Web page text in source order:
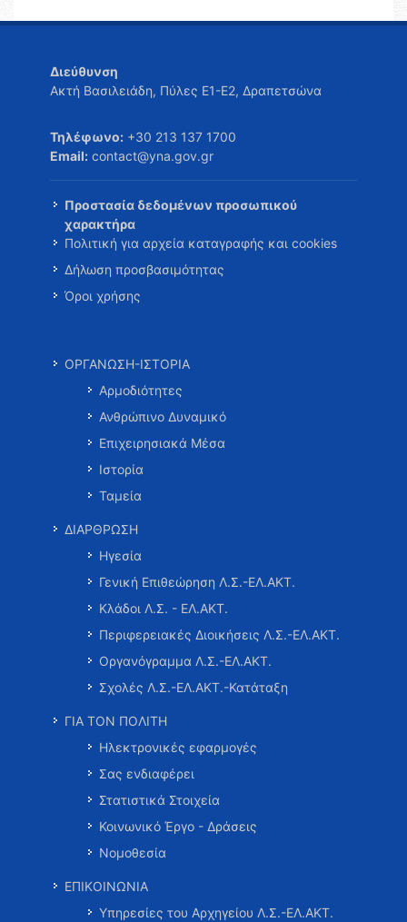
Διεύθυνση
Ακτή Βασιλειάδη, Πύλες Ε1-Ε2, Δραπετσώνα
Τηλέφωνο: +30 213 137 1700
Email: contact@yna.gov.gr
Προστασία δεδομένων προσωπικού
χαρακτήρα
Πολιτική για αρχεία καταγραφής και cookies
Δήλωση προσβασιμότητας
Όροι χρήσης
ΟΡΓΑΝΩΣΗ-ΙΣΤΟΡΙΑ
Αρμοδιότητες
Ανθρώπινο Δυναμικό
Επιχειρησιακά Μέσα
Ιστορία
Ταμεία
ΔΙΑΡΘΡΩΣΗ
Ηγεσία
Γενική Επιθεώρηση Λ.Σ.-ΕΛ.ΑΚΤ.
Κλάδοι Λ.Σ. - ΕΛ.ΑΚΤ.
Περιφερειακές Διοικήσεις Λ.Σ.-ΕΛ.ΑΚΤ.
Οργανόγραμμα Λ.Σ.-ΕΛ.ΑΚΤ.
Σχολές Λ.Σ.-ΕΛ.ΑΚΤ.-Κατάταξη
ΓΙΑ ΤΟΝ ΠΟΛΙΤΗ
Ηλεκτρονικές εφαρμογές
Σας ενδιαφέρει
Στατιστικά Στοιχεία
Κοινωνικό Έργο - Δράσεις
Νομοθεσία
ΕΠΙΚΟΙΝΩΝΙΑ
Υπηρεσίες του Αρχηγείου Λ.Σ.-ΕΛ.ΑΚΤ.